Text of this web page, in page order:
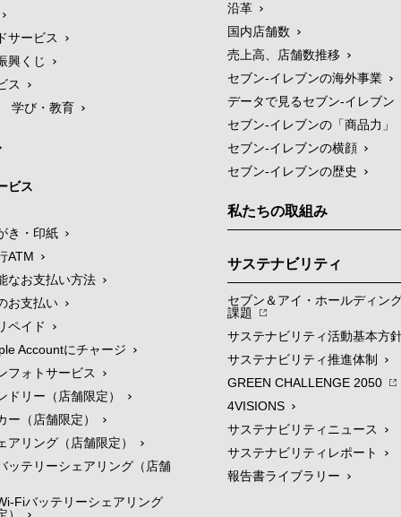
サービス
興くじ
ス
学び・教育
ビス
き・印紙
ATM
なお支払い方法
お支払い
ペイド
Accountにチャージ
フォトサービス
ドリー（店舗限定）
ー（店舗限定）
アリング（店舗限定）
ッテリーシェアリング（店舗
Fiバッテリーシェアリング
沿革
国内店舗数
売上高、店舗数推移
セブン‐イレブンの海外事業
データで見るセブン‐イレブン
セブン‐イレブンの「商品力」
セブン-イレブンの横顔
セブン-イレブンの歴史
私たちの取組み
サステナビリティ
セブン＆アイ・ホールディン
課題
サステナビリティ活動基本方
サステナビリティ推進体制
GREEN CHALLENGE 2050
4VISIONS
サステナビリティニュース
サステナビリティレポート
報告書ライブラリー